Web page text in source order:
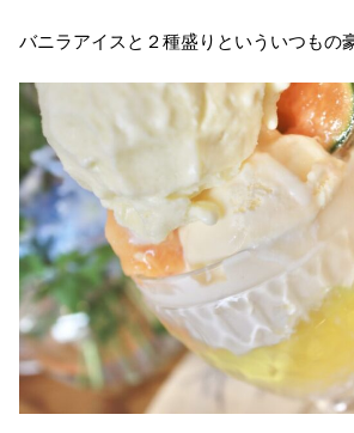
バニラアイスと２種盛りといういつもの